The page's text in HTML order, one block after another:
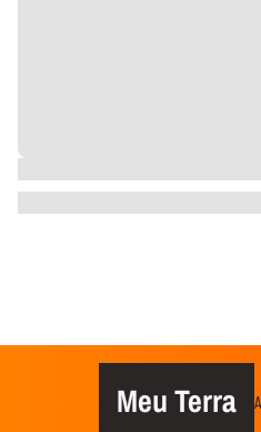
Meu Terra